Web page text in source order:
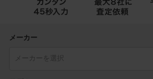
メーカー